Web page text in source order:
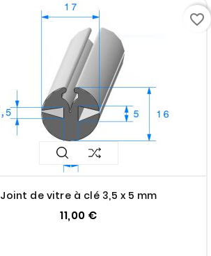
Joint de vitre à clé 3,5 x 5 mm
11,00 €
favorite_border